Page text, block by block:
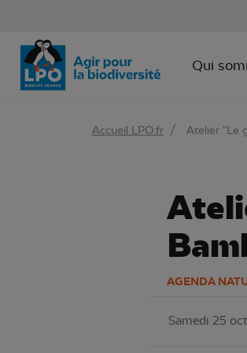
Qui
Accueil LPO.fr Atelier "Le
AGENDA
Samedi 25